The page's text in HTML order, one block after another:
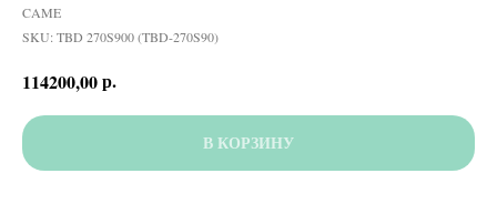
CAME
SKU: TBD 270S900 (TBD-270S90)
114200,00р.
В КОРЗИНУ